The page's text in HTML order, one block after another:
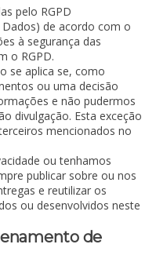
pelo RGPD
de acordo com o
à segurança das
o RGPD.
se aplica se, como
ou uma decisão
e não pudermos
divulgação. Esta exceção
mencionados no
ou tenhamos
publicar sobre ou nos
e reutilizar os
ou desenvolvidos neste
de